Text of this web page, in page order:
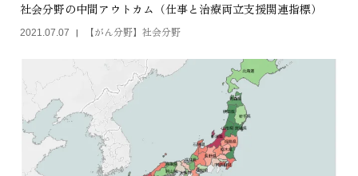
社会分野の中間アウトカム（仕事と治療両立支援関連指標）
2021.07.07 【がん分野】社会分野